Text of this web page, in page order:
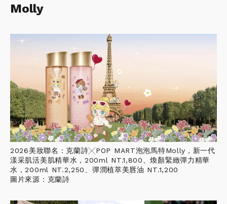
Molly
2026美妝聯名：克蘭詩╳POP MART泡泡馬特Molly，新一代
漾采肌活美肌精華水，200ml NT.1,800、煥顏緊緻彈力精華
水，200ml NT.2,250、彈潤植萃美唇油 NT.1,200
圖片來源：克蘭詩